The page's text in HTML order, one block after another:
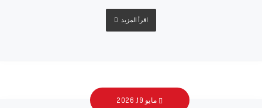
اقرأ المزيد
مايو 19, 2026